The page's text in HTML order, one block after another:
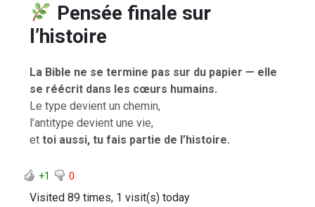
Pensée finale sur
l’histoire
La Bible ne se termine pas sur du papier — elle
se réécrit dans les cœurs humains.
Le type devient un chemin,
l’antitype devient une vie,
ettoi aussi, tu fais partie de l’histoire.
+1 0
Visited 89 times, 1 visit(s) today